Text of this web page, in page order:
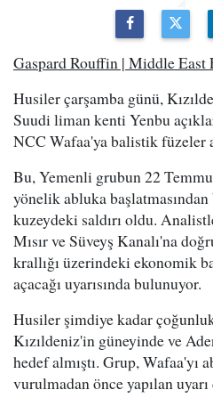
Gaspard Rouffin | Middle East
Husiler çarşamba günü,
Suudi liman kenti Yenbu
NCC Wafaa'ya balistik füzeler
Bu, Yemenli grubun 22
yönelik abluka
kuzeydeki saldırı oldu.
Mısır ve Süveyş Kanalı'na
krallığı üzerindeki ekonomik
açacağı uyarısında bulunuyor.
Husiler şimdiye kadar
Kızıldeniz'in güneyinde ve
hedef almıştı. Grup, Wafaa'yı
vurulmadan önce yapılan uyarı